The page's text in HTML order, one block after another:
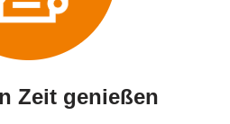
Zeit genießen